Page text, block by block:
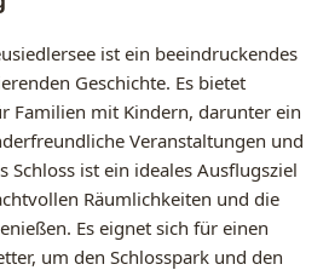
ist ein beeindruckendes
Geschichte. Es bietet
Familien mit Kindern, darunter ein
Veranstaltungen und
Schloss ist ein ideales Ausflugsziel
Räumlichkeiten und die
Es eignet sich für einen
um den Schlosspark und den